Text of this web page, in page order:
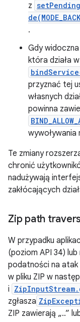
z
.
Gdy widoczna
która działa
przyznać tej
własnych
powinna
Te zmiany
chronić
nadużywają
zakłócających
Zip path
W przypadku
(poziom API 34)
podatności na atak
w pliku ZIP w
i
zgłasza
ZIP zawierają „..”